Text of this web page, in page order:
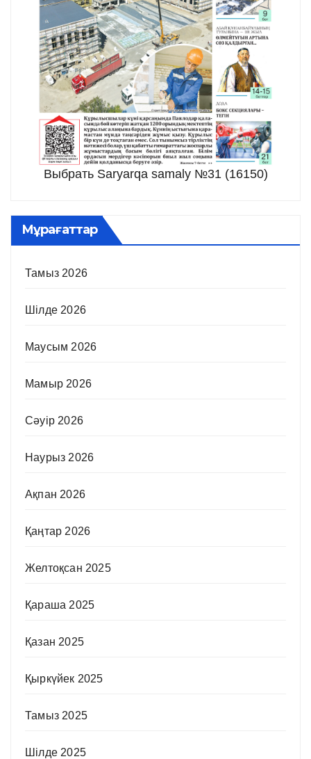
Выбрать Saryarqa samaly №31 (16150)
Мұрағаттар
Тамыз 2026
Шілде 2026
Маусым 2026
Мамыр 2026
Сәуір 2026
Наурыз 2026
Ақпан 2026
Қаңтар 2026
Желтоқсан 2025
Қараша 2025
Қазан 2025
Қыркүйек 2025
Тамыз 2025
Шілде 2025